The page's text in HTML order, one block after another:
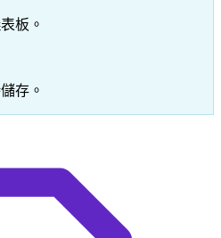
板。
存。